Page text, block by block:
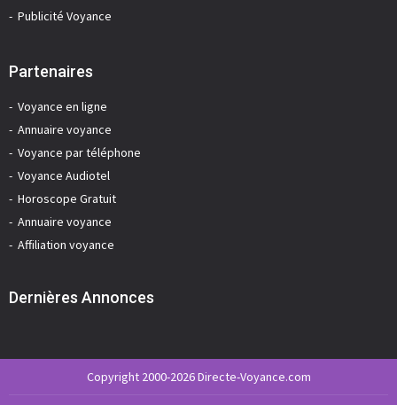
Publicité Voyance
Partenaires
Voyance en ligne
Annuaire voyance
Voyance par téléphone
Voyance Audiotel
Horoscope Gratuit
Annuaire voyance
Affiliation voyance
Dernières Annonces
Copyright 2000-2026 Directe-Voyance.com